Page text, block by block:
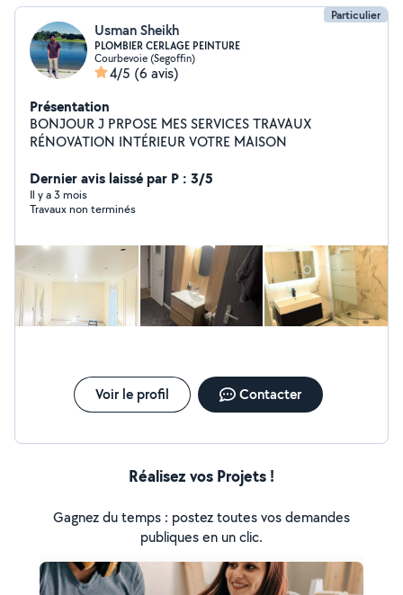
Particulier
Usman Sheikh
PLOMBIER CERLAGE PEINTURE
Courbevoie (Segoffin)
4/5 (6 avis)
Présentation
BONJOUR J PRPOSE MES SERVICES TRAVAUX
RÉNOVATION INTÉRIEUR VOTRE MAISON
Dernier avis laissé par P : 3/5
Il y a 3 mois
Travaux non terminés
Voir le profil Contacter
Réalisez vos Projets !
Gagnez du temps : postez toutes vos demandes
publiques en un clic.